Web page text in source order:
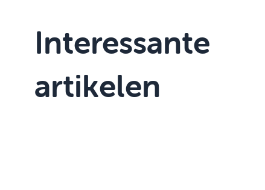
Interessante
artikelen